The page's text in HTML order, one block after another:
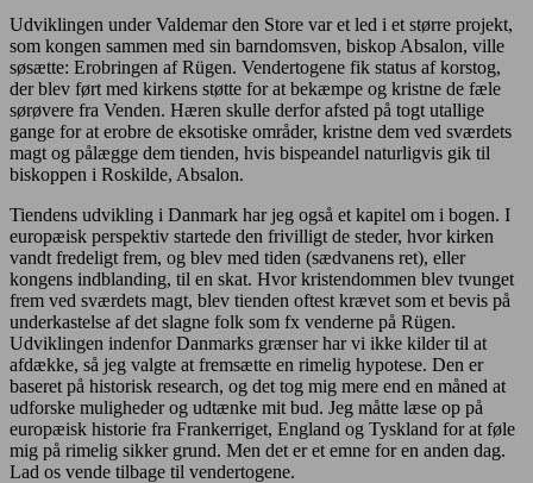
Udviklingen under Valdemar den Store var et led i et større projekt,
som kongen sammen med sin barndomsven, biskop Absalon, ville
søsætte: Erobringen af Rügen. Vendertogene fik status af korstog,
der blev ført med kirkens støtte for at bekæmpe og kristne de fæle
sørøvere fra Venden. Hæren skulle derfor afsted på togt utallige
gange for at erobre de eksotiske områder, kristne dem ved sværdets
magt og pålægge dem tienden, hvis bispeandel naturligvis gik til
biskoppen i Roskilde, Absalon.
Tiendens udvikling i Danmark har jeg også et kapitel om i bogen. I
europæisk perspektiv startede den frivilligt de steder, hvor kirken
vandt fredeligt frem, og blev med tiden (sædvanens ret), eller
kongens indblanding, til en skat. Hvor kristendommen blev tvunget
frem ved sværdets magt, blev tienden oftest krævet som et bevis på
underkastelse af det slagne folk som fx venderne på Rügen.
Udviklingen indenfor Danmarks grænser har vi ikke kilder til at
afdække, så jeg valgte at fremsætte en rimelig hypotese. Den er
baseret på historisk research, og det tog mig mere end en måned at
udforske muligheder og udtænke mit bud. Jeg måtte læse op på
europæisk historie fra Frankerriget, England og Tyskland for at føle
mig på rimelig sikker grund. Men det er et emne for en anden dag.
Lad os vende tilbage til vendertogene.